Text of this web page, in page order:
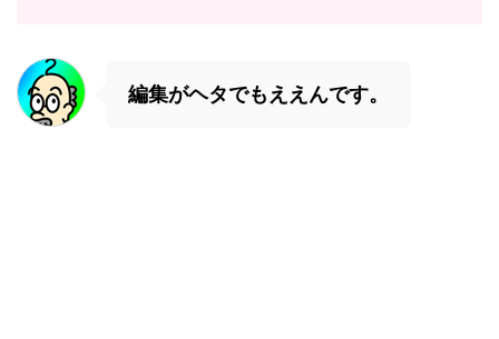
編集がヘタでもええんです。